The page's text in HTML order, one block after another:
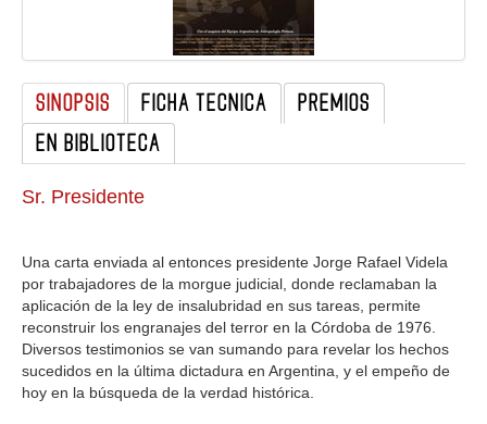
SINOPSIS FICHA TECNICA
PREMIOS
EN BIBLIOTECA
Sr. Presidente
Una carta enviada al entonces presidente Jorge Rafael Videla
por trabajadores de la morgue judicial, donde reclamaban la
aplicación de la ley de insalubridad en sus tareas, permite
reconstruir los engranajes del terror en la Córdoba de 1976.
Diversos testimonios se van sumando para revelar los hechos
sucedidos en la última dictadura en Argentina, y el empeño de
hoy en la búsqueda de la verdad histórica.